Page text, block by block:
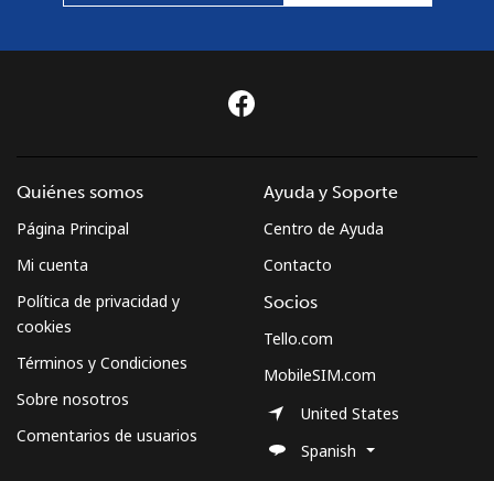
Quiénes somos
Página Principal
Mi cuenta
Política de privacidad y
cookies
Términos y Condiciones
Sobre nosotros
Comentarios de usuarios
Ayuda y Soporte
Centro de Ayuda
Contacto
Socios
Tello.com
MobileSIM.com
United States
Spanish